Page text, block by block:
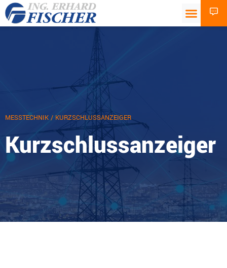
MESSTECHNIK / KURZSCHLUSSANZEIGER
Kurzschlussanzeiger